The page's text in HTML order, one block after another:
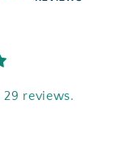
reviews.